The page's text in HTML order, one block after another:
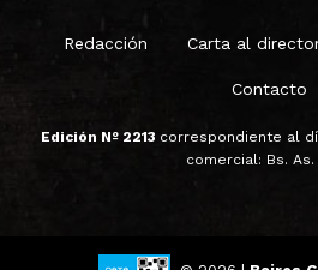
Redacción Carta al
Contacto
Edición Nº 2213 correspondiente al
comercial: Bs. As.